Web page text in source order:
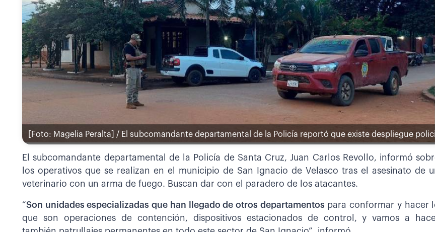
[Foto: Magelia Peralta] / El subcomandante departamental de la Policía reportó que existe despliegue
El subcomandante departamental de la Policía de Santa Cruz, Juan Carlos Revollo, informó
los operativos que se realizan en el municipio de San Ignacio de Velasco tras el asesinato de
veterinario con un arma de fuego. Buscan dar con el paradero de los atacantes.
“Son unidades especializadas que han llegado de otros departamentos para conformar y hacer
que son operaciones de contención, dispositivos estacionados de control, y vamos a